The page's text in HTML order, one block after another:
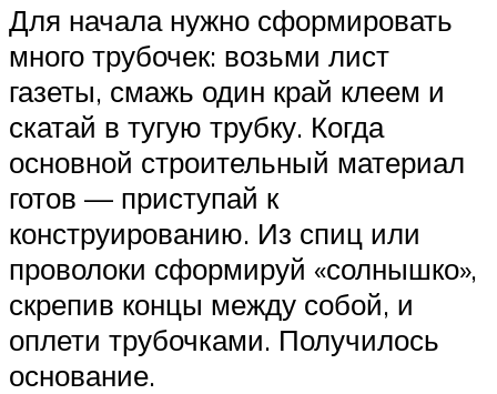
Для начала нужно сформировать
много трубочек: возьми лист
газеты, смажь один край клеем и
скатай в тугую трубку. Когда
основной строительный материал
готов — приступай к
конструированию. Из спиц или
проволоки сформируй «солнышко»,
скрепив концы между собой, и
оплети трубочками. Получилось
основание.